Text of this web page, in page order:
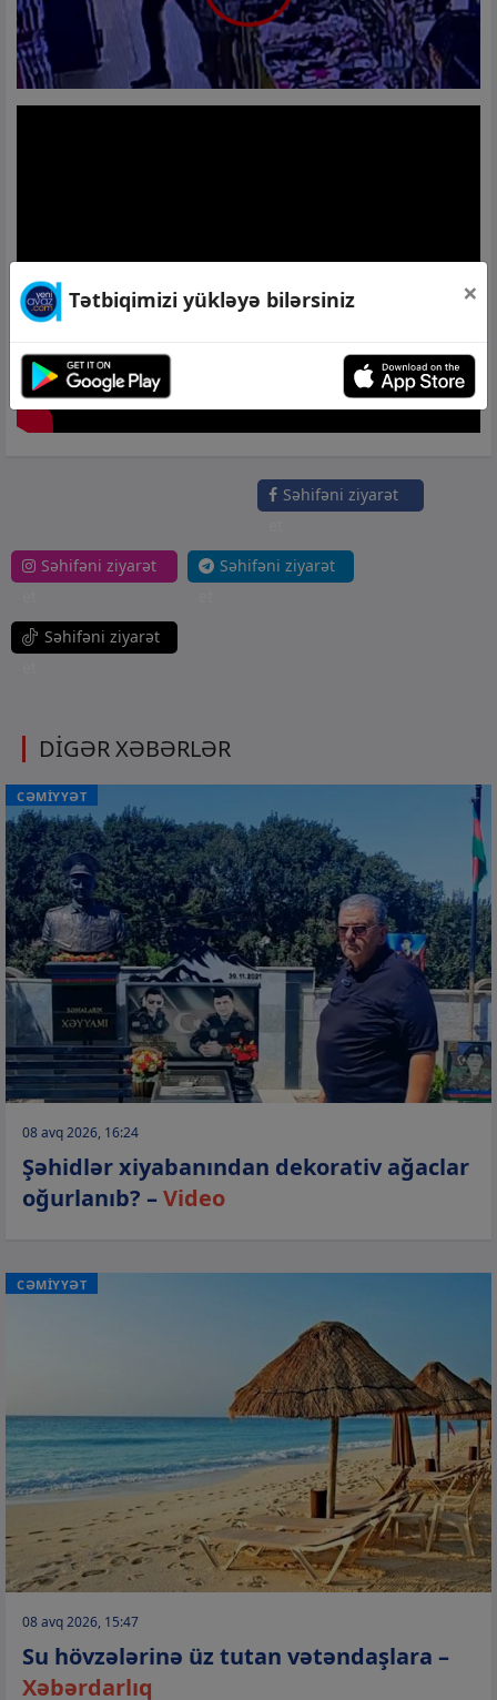
Səhifəni ziyarət
Səhifəni ziyarət
Səhifəni ziyarət
Səhifəni ziyarət
DİGƏR XƏBƏRLƏR
CƏMİYYƏT
08 avq 2026, 16:24
Şəhidlər xiyabanından dekorativ ağaclar
oğurlanıb? –Video
CƏMİYYƏT
08 avq 2026, 15:47
Su hövzələrinə üz tutan vətəndaşlara –
Xəbərdarlıq
Tətbiqimizi yükləyə bilərsiniz ×